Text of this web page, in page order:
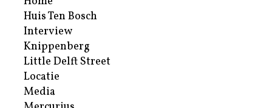
Huis Ten Bosch
Interview
Knippenberg
Little Delft Street
Locatie
Media